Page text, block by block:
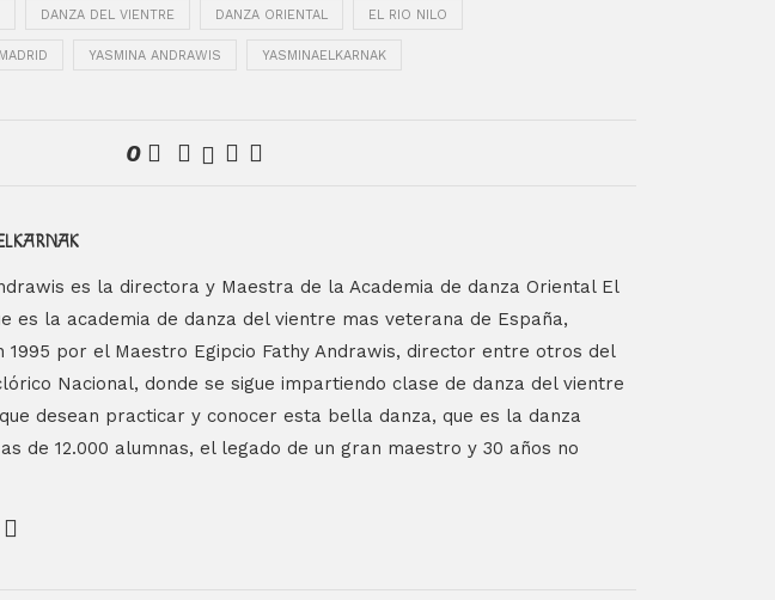
DANZA DEL VIENTRE DANZA ORIENTAL EL RIO NILO
MADRID YASMINA ANDRAWIS YASMINAELKARNAK
0
es la directora y Maestra de la Academia de danza Oriental El
es la academia de danza del vientre mas veterana de España,
1995 por el Maestro Egipcio Fathy Andrawis, director entre otros del
Nacional, donde se sigue impartiendo clase de danza del vientre
desean practicar y conocer esta bella danza, que es la danza
de 12.000 alumnas, el legado de un gran maestro y 30 años no